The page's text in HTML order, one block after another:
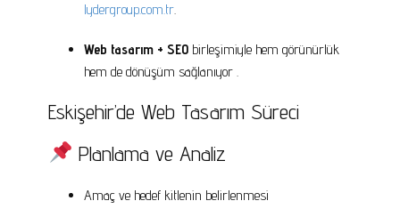
lydergroup.com.tr.
Web tasarım + SEO birleşimiyle hem görünürlük
hem de dönüşüm sağlanıyor .
Eskişehir’de Web Tasarım Süreci
Planlama ve Analiz
Amaç ve hedef kitlenin belirlenmesi